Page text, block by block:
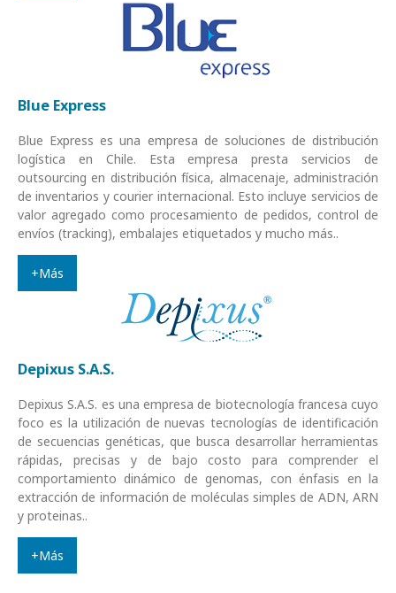
Blue Express
Blue Express es una empresa de soluciones de distribución
logística en Chile. Esta empresa presta servicios de
outsourcing en distribución física, almacenaje, administración
de inventarios y courier internacional. Esto incluye servicios de
valor agregado como procesamiento de pedidos, control de
envíos (tracking), embalajes etiquetados y mucho más..
+Más
Depixus S.A.S.
Depixus S.A.S. es una empresa de biotecnología francesa cuyo
foco es la utilización de nuevas tecnologías de identificación
de secuencias genéticas, que busca desarrollar herramientas
rápidas, precisas y de bajo costo para comprender el
comportamiento dinámico de genomas, con énfasis en la
extracción de información de moléculas simples de ADN, ARN
y proteinas..
+Más